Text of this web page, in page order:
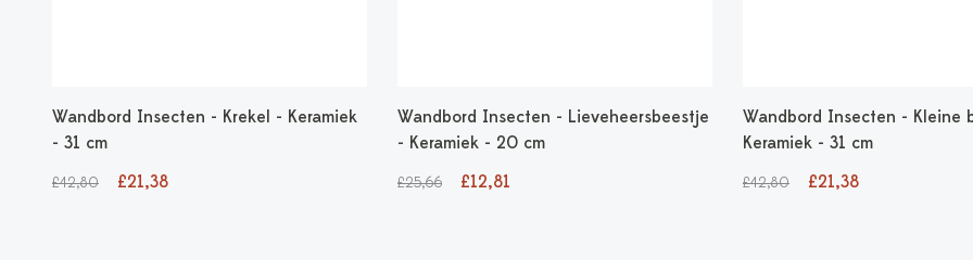
Wandbord Insecten - Krekel - Keramiek
- 31 cm
£42,80 £21,38
Wandbord Insecten - Lieveheersbeestje
- Keramiek - 20 cm
£25,66 £12,81
Wandbord Insecten - Kleine
Keramiek - 31 cm
£42,80 £21,38